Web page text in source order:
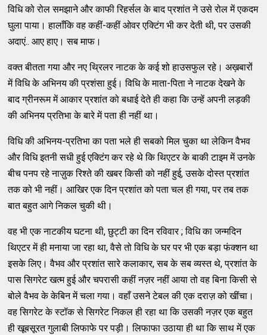
विधि को रोल समझाने और काफी रिहर्सल के बाद प्रशांत ने उसे रोल में एकदम
घुला पाया। हालाँकि वह कहीं-कहीं ओवर एक्टिंग भी कर देती थी, पर उसकी
अदाएं.. आए हाए। सब माफ।
वक्त बीतता गया और नए थ्रिलर नाटक के कई शो हाउसफुल रहे। अख़बारों
में विधि के अभिनय की प्रशंसा हुई। विधि के माता-पिता ने नाटक देखने के
बाद ग्रीनरूम में आकार प्रशांत को बधाई देते ही कहा कि उन्हें अपनी लड़की
की अभिनय प्रतिभा के बारे में पता ही नहीं था।
विधि की अभिनय-प्रतिभा का पता भले ही सबको मिल चुका था लेकिन वैभव
और विधि इतनी सधी हुई एक्टिंग कर रहे थे कि थिएटर के बाकी टाइम में उनके
बीच पनप रहे नाज़ुक रिश्ते की खबर किसी को नहीं हुई, उसके दोस्त प्रशांत
तक को भी नहीं। आखिर एक दिन प्रशांत को पता चल ही गया, पर तब तक
बात बहुत आगे निकल चुकी थी।
वह भी एक नाटकीय घटना थी, छुट्टी का दिन रविवार ; विधि का जन्मदिन
थिएटर में ही मनाया जा रहा था, वैसे तो विधि के घर पर भी एक बड़ा फंक्शन था
इसके लिए। वैभव और प्रशांत सारे कलाकार, सब के सब व्यस्त थे, प्रशांत के
पास सिगरेट खत्म हुई और चपरासी कहीं नज़र नहीं आया तो वह बिना किसी से
बोले वैभव के केबिन में चला गया। वहाँ उसने टेबल की एक दराज़ को खींचा।
वह सिगरेट के स्टॉक से सिगरेट निकल ही रहा था कि उसकी नज़र एक बहुत
ही खूबसूरत गुलाबी लिफाफे पर पड़ी। लिफाफा उठाया ही था कि साथ में एक